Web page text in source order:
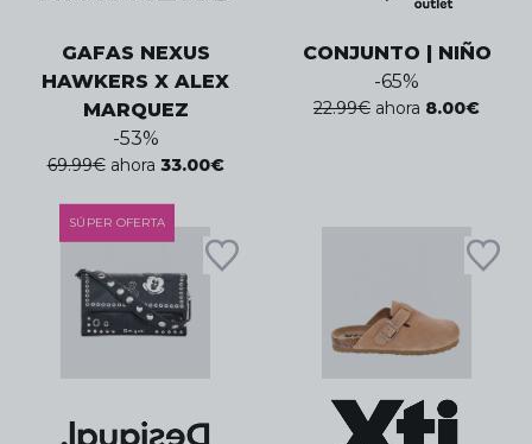
GAFAS NEXUS
HAWKERS X ALEX
MARQUEZ
-53%
69.99€ ahora 33.00€
CONJUNTO | NIÑO
-65%
22.99€ ahora 8.00€
SÚPER OFERTA